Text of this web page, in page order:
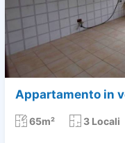
Appartamento in
65m² 3 Locali